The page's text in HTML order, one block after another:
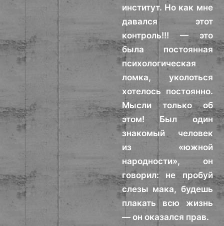
институт. Но как мне
давался этот
контроль!!! — это
была постоянная
психологическая
ломка, уколоться
хотелось постоянно.
Мысли только об
этом! Был один
знакомый человек
из «южной
народности», он
говорил: не пробуй
слезы мака, будешь
плакать всю жизнь
— он оказался прав.